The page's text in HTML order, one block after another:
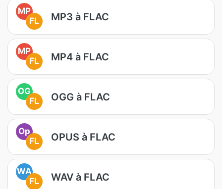
MP
FL
MP3 à FLAC
MP
FL
MP4 à FLAC
OG
FL
OGG à FLAC
Op
FL
OPUS à FLAC
WA
FL
WAV à FLAC